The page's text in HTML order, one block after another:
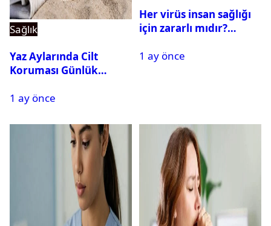
Sağlık
Yaz Aylarında Cilt
Koruması Günlük
Haline Geliyor
1 ay önce
Her virüs insan sağlığı
için zararlı mıdır?
nelerdir? Virüs çeşitleri
1 ay önce